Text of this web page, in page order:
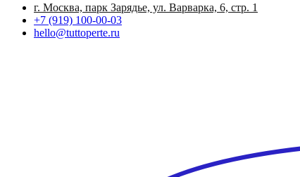
г. Москва, парк Зарядье, ул. Варварка, 6, стр. 1
+7 (919) 100-00-03
hello@tuttoperte.ru